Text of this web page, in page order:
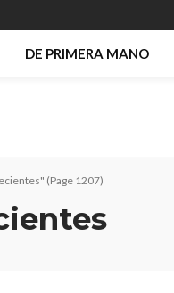
DE PRIMERA MANO
(Page 1207)